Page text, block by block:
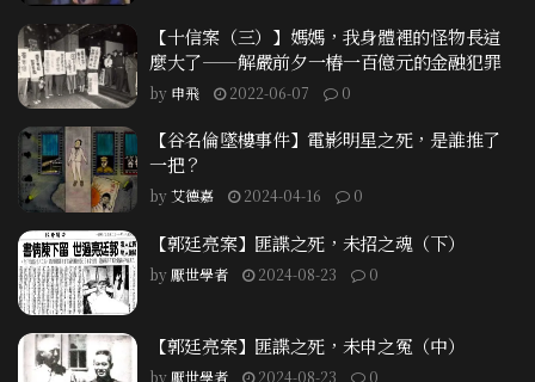
【十信案（三）】媽媽，我身體裡的怪物長這
麼大了——解嚴前夕一樁一百億元的金融犯罪
by 申飛 2022-06-07 0
【谷名倫墜樓事件】電影明星之死，是誰推了
一把？
by艾德嘉 2024-04-16 0
【郭廷亮案】匪諜之死，未招之魂（下）
by厭世學者 2024-08-23 0
【郭廷亮案】匪諜之死，未申之冤（中）
by厭世學者 2024-08-23 0